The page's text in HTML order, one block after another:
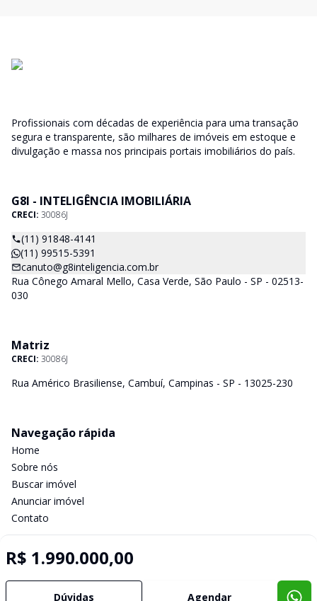
R$ 1.990.000,00
Dúvidas Agendar
Profissionais com décadas de experiência para uma transação
segura e transparente, são milhares de imóveis em estoque e
divulgação e massa nos principais portais imobiliários do país.
G8I - INTELIGÊNCIA IMOBILIÁRIA
CRECI: 30086J
(11) 91848-4141
(11) 99515-5391
canuto@g8inteligencia.com.br
Rua Cônego Amaral Mello, Casa Verde, São Paulo - SP - 02513-
030
Matriz
CRECI: 30086J
Rua Américo Brasiliense, Cambuí, Campinas - SP - 13025-230
Navegação rápida
Home
Sobre nós
Buscar imóvel
Anunciar imóvel
Contato
Selo de Tecnologia Loft